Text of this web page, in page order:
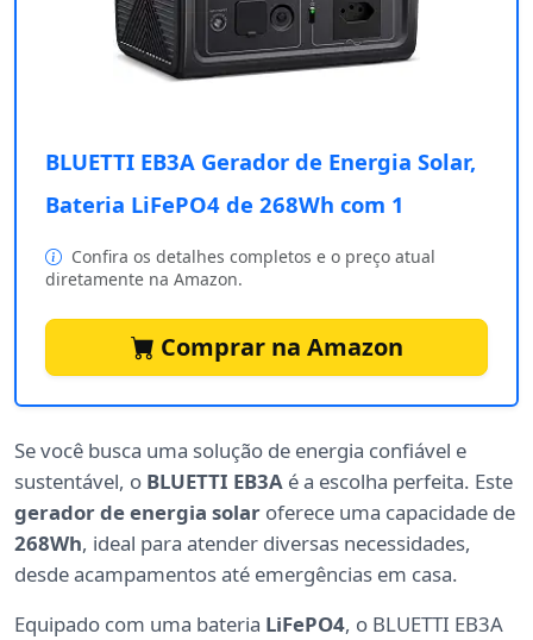
BLUETTI EB3A Gerador de Energia Solar,
Bateria LiFePO4 de 268Wh com 1
Confira os detalhes completos e o preço atual
diretamente na Amazon.
Comprar na Amazon
Se você busca uma solução de energia confiável e
sustentável, o BLUETTI EB3A é a escolha perfeita. Este
gerador de energia solar oferece uma capacidade de
268Wh, ideal para atender diversas necessidades,
desde acampamentos até emergências em casa.
Equipado com uma bateria LiFePO4, o BLUETTI EB3A